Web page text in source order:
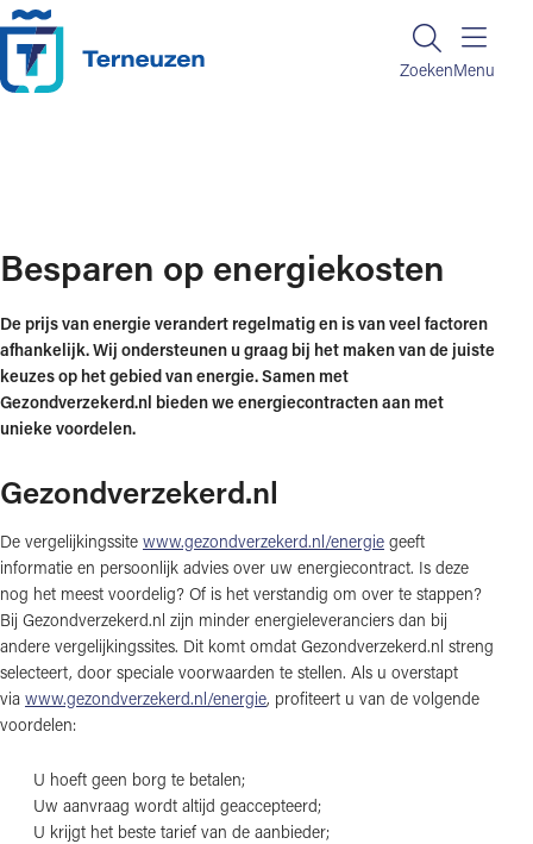
Ga naar de inhoud
ZoekenZoeken
Menu
Besparen op energiekosten
De prijs van energie verandert regelmatig en is van veel factoren
afhankelijk. Wij ondersteunen u graag bij het maken van de juiste
keuzes op het gebied van energie. Samen met
Gezondverzekerd.nl bieden we energiecontracten aan met
unieke voordelen.
Gezondverzekerd.nl
De vergelijkingssite www.gezondverzekerd.nl/energie geeft
informatie en persoonlijk advies over uw energiecontract. Is deze
nog het meest voordelig? Of is het verstandig om over te stappen?
Bij Gezondverzekerd.nl zijn minder energieleveranciers dan bij
andere vergelijkingssites. Dit komt omdat Gezondverzekerd.nl streng
selecteert, door speciale voorwaarden te stellen. Als u overstapt
via www.gezondverzekerd.nl/energie, profiteert u van de volgende
voordelen:
U hoeft geen borg te betalen;
Uw aanvraag wordt altijd geaccepteerd;
U krijgt het beste tarief van de aanbieder;